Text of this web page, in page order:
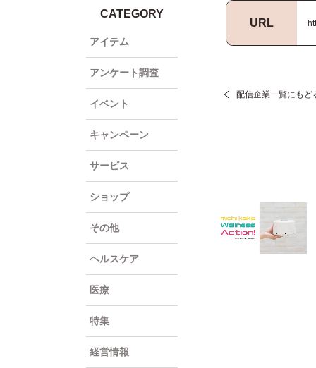
CATEGORY
アイテム
アンケート調査
イベント
キャンペーン
サービス
ショップ
その他
ヘルスケア
医療
特集
経営情報
URL
配信企業一覧にもど